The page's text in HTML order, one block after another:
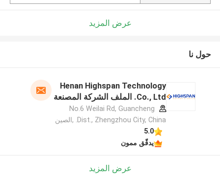
عرض المزيد
حول نا
Henan Highspan Technology
Co., Ltd. الملف الشركة المصنعة
No.6 Weilai Rd, Guancheng
Dist., Zhengzhou City, China. ,الصين
5.0
يدقّق ممون
عرض المزيد